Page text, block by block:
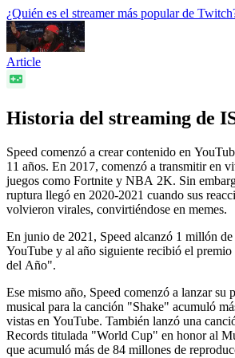
¿Quién es el streamer más popular de
Article
Historia del streaming de
Speed comenzó a crear contenido en
11 años. En 2017, comenzó a transmitir en
juegos como Fortnite y NBA 2K. Sin
ruptura llegó en 2020-2021 cuando sus
volvieron virales, convirtiéndose en memes.
En junio de 2021, Speed alcanzó 1 millón de
YouTube y al año siguiente recibió el
del Año".
Ese mismo año, Speed comenzó a lanzar su
musical para la canción "Shake" acumuló
vistas en YouTube. También lanzó una
Records titulada "World Cup" en honor al
que acumuló más de 84 millones de